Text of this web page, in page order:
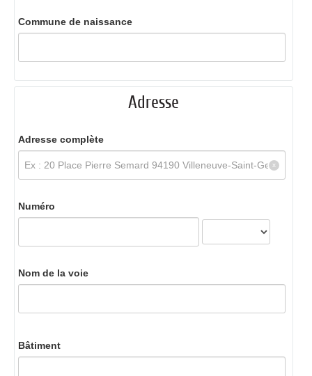
Commune de naissance
Adresse
Adresse complète
Numéro
Nom de la voie
Bâtiment